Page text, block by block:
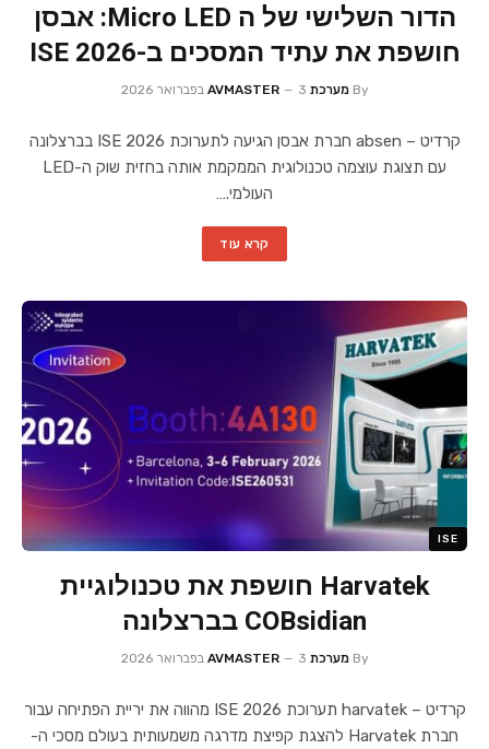
הדור השלישי של ה Micro LED: אבסן
חושפת את עתיד המסכים ב-ISE 2026
By מערכת AVMASTER 3 בפברואר 2026
קרדיט – absen חברת אבסן הגיעה לתערוכת ISE 2026 בברצלונה
עם תצוגת עוצמה טכנולוגית הממקמת אותה בחזית שוק ה-LED
העולמי.…
קרא עוד
ISE
Harvatek חושפת את טכנולוגיית
COBsidian בברצלונה
By מערכת AVMASTER 3 בפברואר 2026
קרדיט – harvatek תערוכת ISE 2026 מהווה את יריית הפתיחה עבור
חברת Harvatek להצגת קפיצת מדרגה משמעותית בעולם מסכי ה-